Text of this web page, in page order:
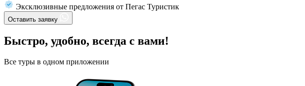
Эксклюзивные предложения от Пегас Туристик
Оставить заявку
Быстро, удобно, всегда с вами!
Все туры в одном приложении